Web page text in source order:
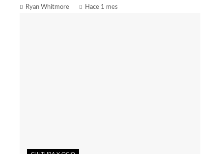
Ryan Whitmore Hace 1 mes